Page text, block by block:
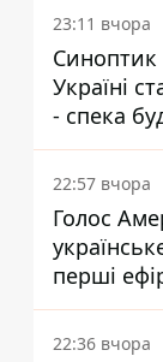
23:11 вчора
Синоптик
Україні
- спека
22:57 вчора
Голос
перші
22:36 вчора